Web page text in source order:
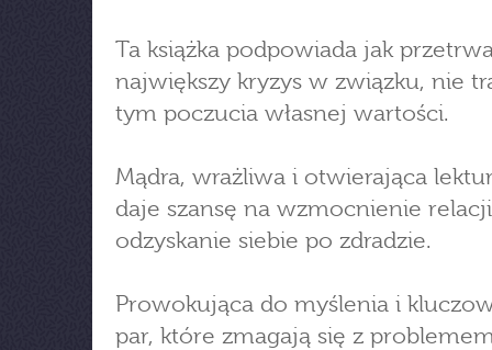
Ta książka podpowiada jak
największy kryzys w związku, nie
tym poczucia własnej wartości.
Mądra, wrażliwa i otwierająca
daje szansę na wzmocnienie
odzyskanie siebie po zdradzie.
Prowokująca do myślenia i
par, które zmagają się z